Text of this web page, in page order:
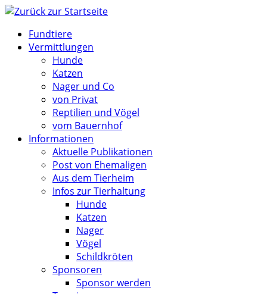
Zum
springenFundtiere
Vermittlungen
Hunde
Katzen
Nager und Co
von Privat
Reptilien und Vögel
vom Bauernhof
Informationen
Aktuelle Publikationen
Post von Ehemaligen
Aus dem Tierheim
Infos zur Tierhaltung
Hunde
Katzen
Nager
Vögel
Schildkröten
Sponsoren
Sponsor werden